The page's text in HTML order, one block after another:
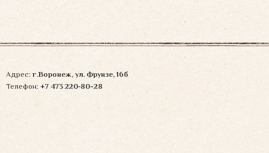
Адрес: г.Воронеж, ул. Фрунзе, 16б
Телефон: +7 473 220‑80-28